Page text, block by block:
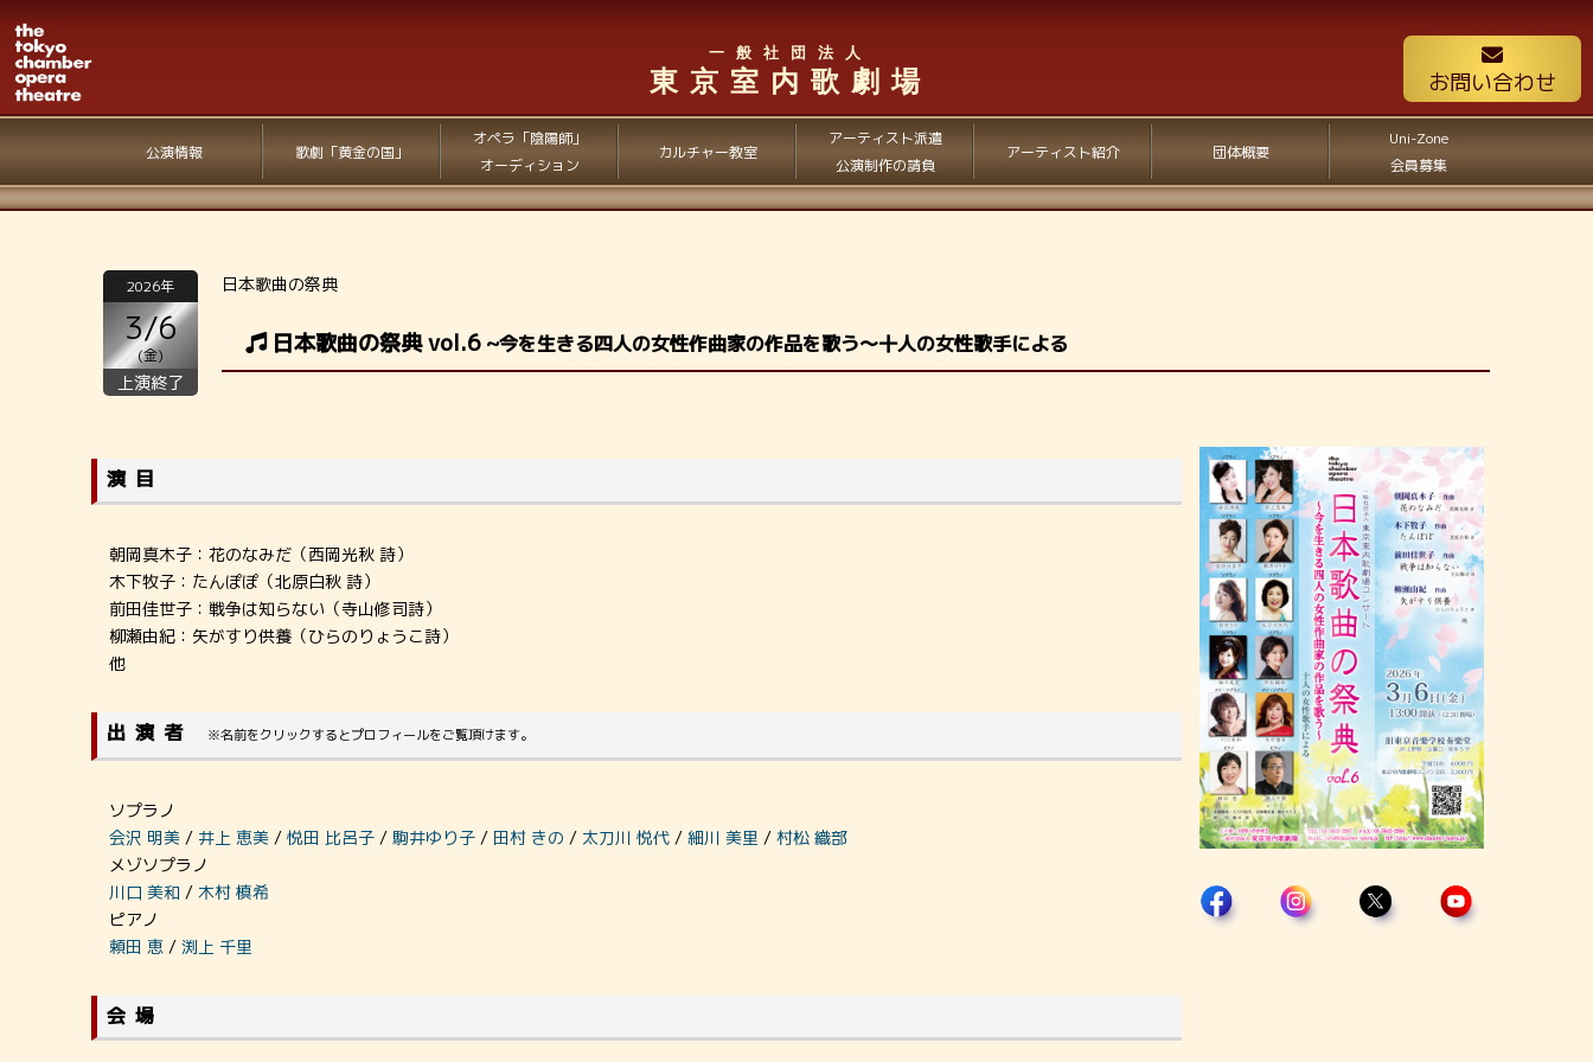
一般社団法人
東京室内歌劇場 お問い合わせ
公演情報 歌劇「黄金の国」
オペラ「陰陽師」
オーディション
カルチャー教室
アーティスト派遣
公演制作の請負
アーティスト紹介 団体概要
Uni-Zone
会員募集
2026年
3/6
(金)
上演終了
日本歌曲の祭典
日本歌曲の祭典 vol.6~今を生きる四人の女性作曲家の作品を歌う～十人の女性歌手による
演目
朝岡真木子：花のなみだ（西岡光秋 詩）
木下牧子：たんぽぽ（北原白秋 詩）
前田佳世子：戦争は知らない（寺山修司詩）
柳瀬由紀：矢がすり供養（ひらのりょうこ詩）
他
出演者 ※名前をクリックするとプロフィールをご覧頂けます。
ソプラノ
会沢 明美 / 井上 恵美 / 悦田 比呂子 / 駒井ゆり子 / 田村 きの / 太刀川 悦代 / 細川 美里 / 村松 織部
メゾソプラノ
川口 美和 / 木村 槙希
ピアノ
頼田 恵 / 渕上 千里
会場